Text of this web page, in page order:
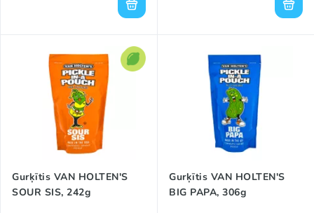
Gurķītis VAN HOLTEN'S
SOUR SIS, 242g
Gurķītis VAN HOLTEN'S
BIG PAPA, 306g